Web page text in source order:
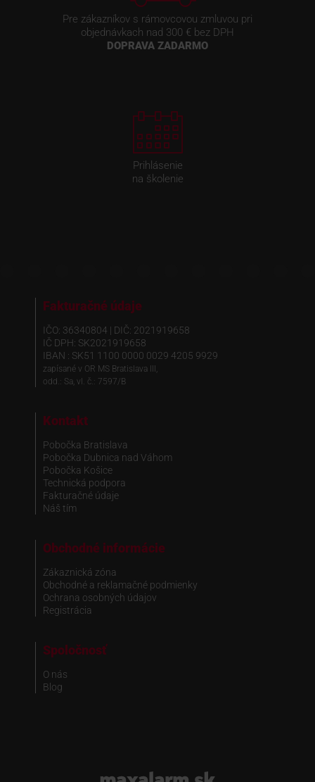
Pre zákazníkov s rámovcovou zmluvou pri
objednávkach nad 300 € bez DPH
DOPRAVA ZADARMO
Prihlásenie
na školenie
Fakturačné údaje
IČO: 36340804 | DIČ: 2021919658
IČ DPH: SK2021919658
IBAN : SK51 1100 0000 0029 4205 9929
zapísané v OR MS Bratislava III,
odd.: Sa, vl. č.: 7597/B
Kontakt
Pobočka Bratislava
Pobočka Dubnica nad Váhom
Pobočka Košice
Technická podpora
Fakturačné údaje
Náš tím
Obchodné informácie
Zákaznická zóna
Obchodné a reklamačné podmienky
Ochrana osobných údajov
Registrácia
Spoločnosť
O nás
Blog
www.maxalarm.sk